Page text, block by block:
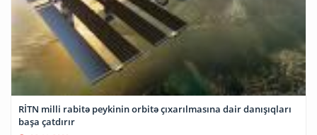
RİTN milli rabitə peykinin orbitə çıxarılmasına dair danışıqları
başa çatdırır